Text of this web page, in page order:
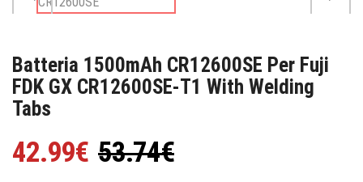
Batteria 1500mAh CR12600SE Per Fuji
FDK GX CR12600SE-T1 With Welding
Tabs
42.99€ 53.74€